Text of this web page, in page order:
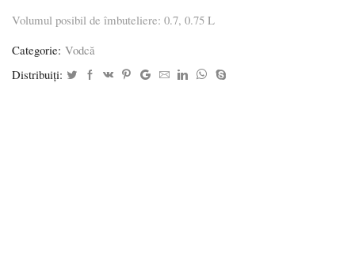
Volumul posibil de îmbuteliere: 0.7, 0.75 L
Categorie: Vodcă
Distribuiți: